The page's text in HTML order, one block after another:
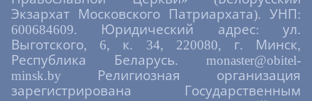
Экзархат Московского Патриархата). УНП:
600684609. Юридический адрес: ул.
Выготского, 6, к. 34, 220080, г. Минск,
Республика Беларусь. monaster@obitel-
minsk.by Религиозная организация
зарегистрирована Государственным